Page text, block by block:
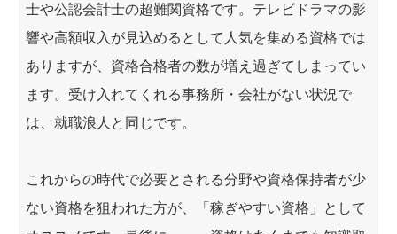
士や公認会計士の超難関資格です。テレビドラマの影
響や高額収入が見込めるとして人気を集める資格では
ありますが、資格合格者の数が増え過ぎてしまってい
ます。受け入れてくれる事務所・会社がない状況で
は、就職浪人と同じです。
これからの時代で必要とされる分野や資格保持者が少
ない資格を狙われた方が、「稼ぎやすい資格」として